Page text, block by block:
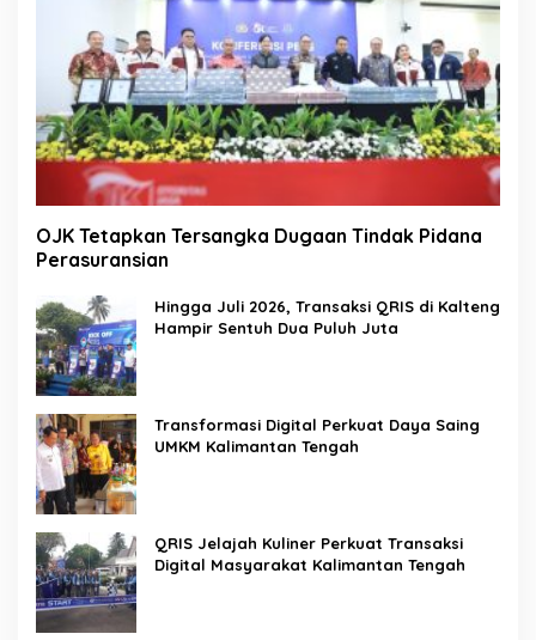
OJK Tetapkan Tersangka Dugaan Tindak Pidana
Perasuransian
Hingga Juli 2026, Transaksi QRIS di Kalteng
Hampir Sentuh Dua Puluh Juta
Transformasi Digital Perkuat Daya Saing
UMKM Kalimantan Tengah
QRIS Jelajah Kuliner Perkuat Transaksi
Digital Masyarakat Kalimantan Tengah